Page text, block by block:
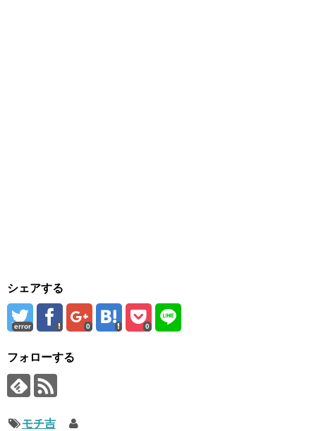
シェアする
error 0 0
フォローする
モチ吉